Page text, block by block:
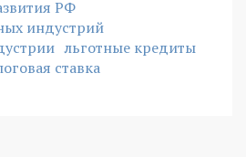
РФ
индустрий
льготные кредиты
ставка